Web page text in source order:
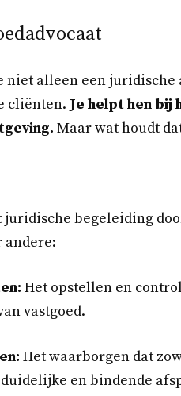
niet alleen een juridische
cliënten. Je helpt hen bij
Maar wat houdt
juridische begeleiding
andere:
Het opstellen en
vastgoed.
Het waarborgen dat
en bindende